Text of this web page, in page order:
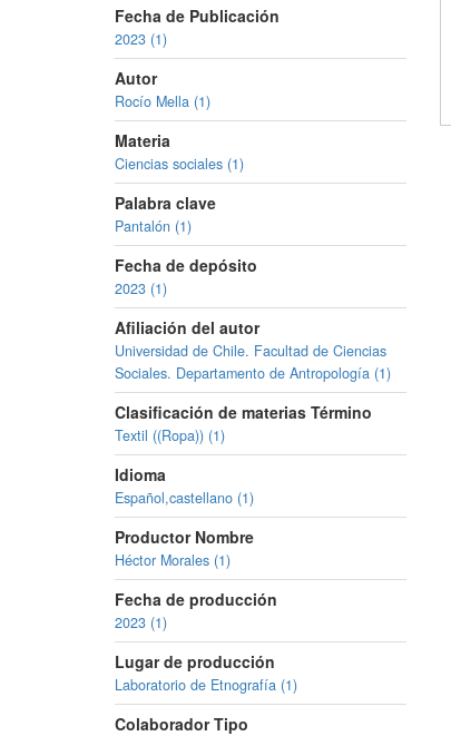
Fecha de Publicación
2023 (1)
Autor
Rocío Mella (1)
Materia
Ciencias sociales (1)
Palabra clave
Pantalón (1)
Fecha de depósito
2023 (1)
Afiliación del autor
Universidad de Chile. Facultad de Ciencias
Sociales. Departamento de Antropología (1)
Clasificación de materias Término
Textil ((Ropa)) (1)
Idioma
Español,castellano (1)
Productor Nombre
Héctor Morales (1)
Fecha de producción
2023 (1)
Lugar de producción
Laboratorio de Etnografía (1)
Colaborador Tipo